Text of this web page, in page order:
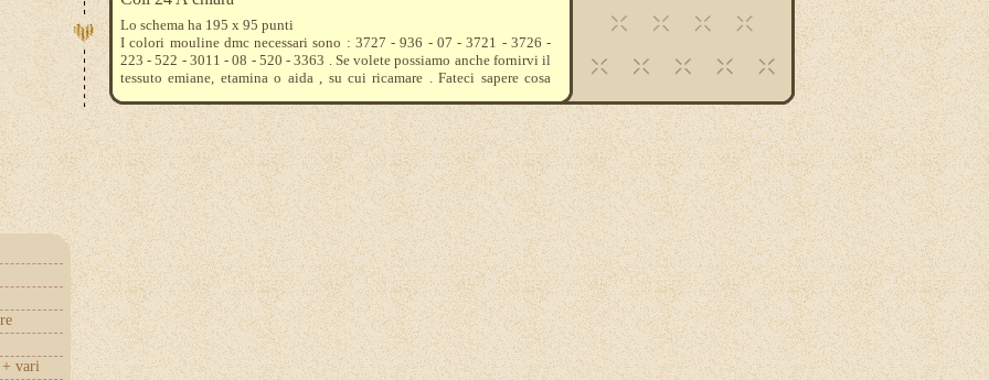
+ vari
Lo schema ha 195 x 95 punti
I colori mouline dmc necessari sono : 3727 - 936 - 07 - 3721 - 3726 -
223 - 522 - 3011 - 08 - 520 - 3363 . Se volete possiamo anche fornirvi il
tessuto emiane, etamina o aida , su cui ricamare . Fateci sapere cosa